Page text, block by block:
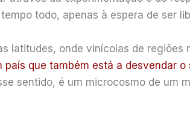
todo, apenas à espera de ser
latitudes, onde vinícolas de regiões
país que também está a desvendar
sentido, é um microcosmo de um